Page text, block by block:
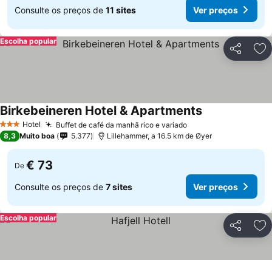
Consulte os preços de 11 sites Ver preços
Partilhar
Escolha popular
3 EstrelasHotel Buffet de café da manhã rico e variado
Birkebeineren Hotel & Apartments
8,3 Muito boa 5.377 Lillehammer, a 16.5 km de Øyer
De € 73
Consulte os preços de 7 sites Ver preços
Partilhar
Escolha popular